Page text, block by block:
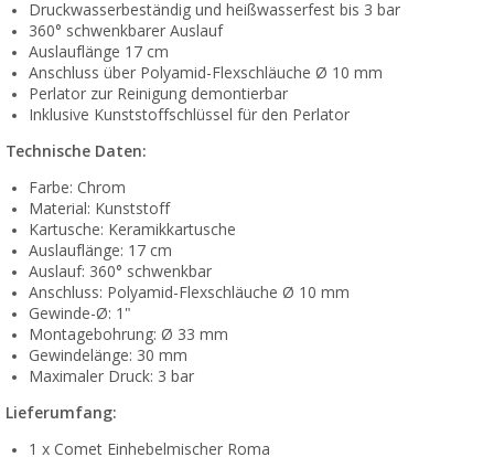
Druckwasserbeständig und heißwasserfest bis 3 bar
360° schwenkbarer Auslauf
Auslauflänge 17 cm
Anschluss über Polyamid-Flexschläuche Ø 10 mm
Perlator zur Reinigung demontierbar
Inklusive Kunststoffschlüssel für den Perlator
Technische Daten:
Farbe: Chrom
Material: Kunststoff
Kartusche: Keramikkartusche
Auslauflänge: 17 cm
Auslauf: 360° schwenkbar
Anschluss: Polyamid-Flexschläuche Ø 10 mm
Gewinde-Ø: 1"
Montagebohrung: Ø 33 mm
Gewindelänge: 30 mm
Maximaler Druck: 3 bar
Lieferumfang:
1 x Comet Einhebelmischer Roma